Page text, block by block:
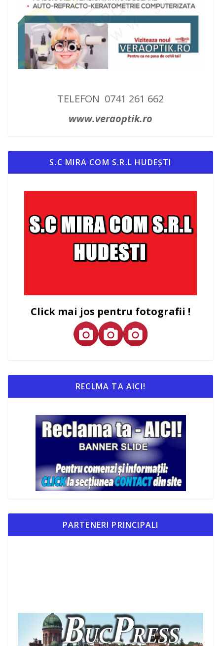
TELEFON 0741 261 662
www.veraoptik.ro
S.C MIRA COM S.R.L HUDEȘTI
Click mai jos pentru fotografii !
RECLMA TA AICI!
PARTENERI PRINCIPALI